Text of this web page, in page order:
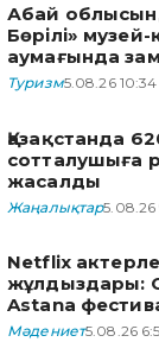
Абай
Бөрілі»
аумағында
орталық
Туризм5.08.26 10:34
Қазақстанда
сотталушыға
жасалды
Жаңалықтар5.08.26
Netflix
жұлдыздары:
Astana
Мәдениет5.08.26